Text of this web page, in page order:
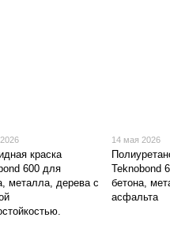
краска
600 для
металла, дерева с
14 мая 2026
Teknobond
бетона,
асфальта